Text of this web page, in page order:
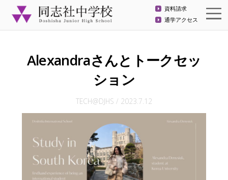
資料請求
通学アクセス
Alexandraさんとトークセッ
ション
TECH@DJHS / 2023.7.12